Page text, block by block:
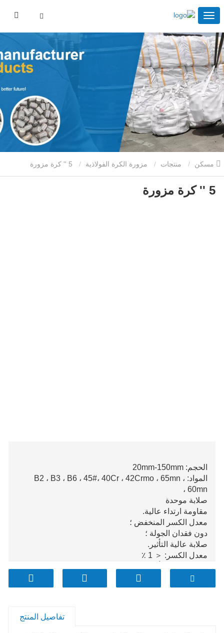
منتجات مزورة الكرة الفولاذية
5 '' كرة مزورة
الحجم: 20mm-150mm
المواد: B2 ، B3 ، B6 ، 45#، 40Cr ، 42Crmo ، 65mn ،
60mn ،
صلابة موحدة
مقاومة ارتداء عالية.
معدل الكسر المنخفض ؛
دون فقدان الجولة ؛
صلابة عالية التأثير.
معدل الكسر: ＜ 1 ٪
تفاصيل المنتج